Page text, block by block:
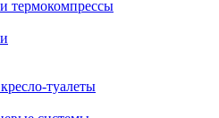
термокомпрессы
туалеты